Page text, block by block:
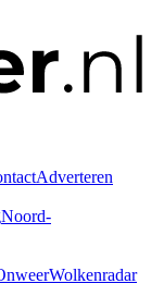
Adverteren
Noord-
Wolkenradar